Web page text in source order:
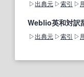
出典元 索引
Weblio英和対訳
出典元 索引